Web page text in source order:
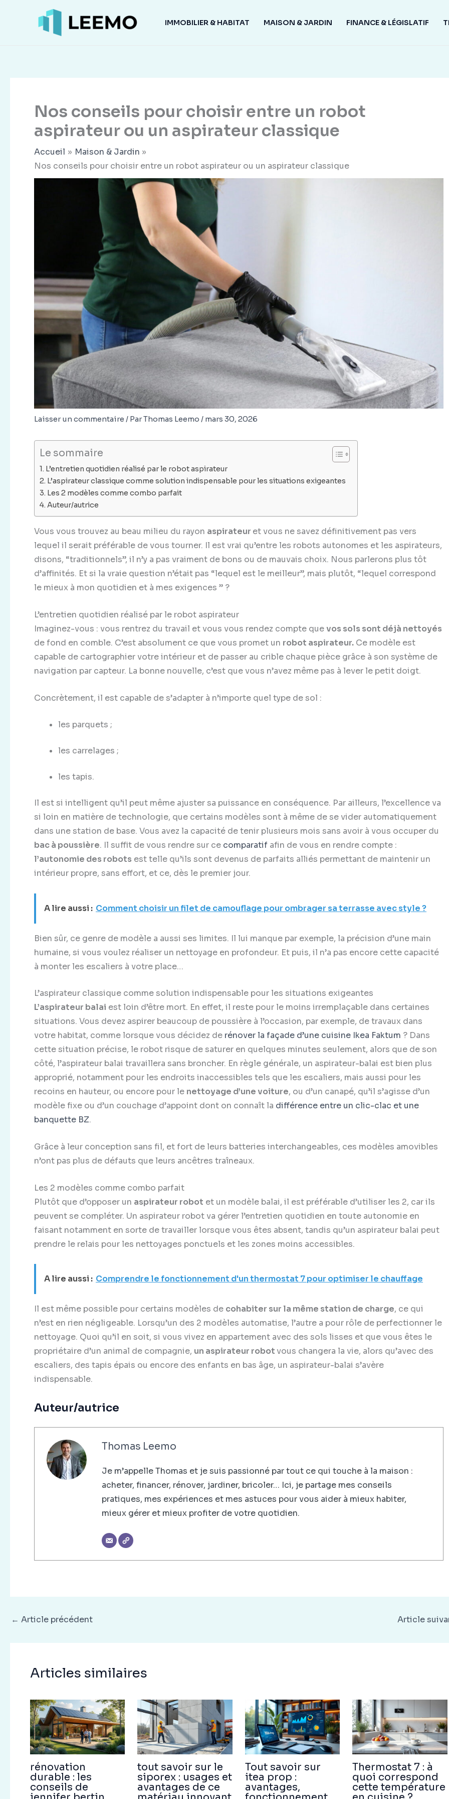
IMMOBILIER & HABITAT MAISON & JARDIN FINANCE & LÉGISLATIF
Nos conseils pour choisir entre un robot
aspirateur ou un aspirateur classique
Accueil
Maison & Jardin
Nos conseils pour choisir entre un robot aspirateur ou un aspirateur classique
Laisser un commentaire / ParThomas Leemo / mars 30, 2026
Le sommaire
L’entretien quotidien réalisé par le robot aspirateur
L’aspirateur classique comme solution indispensable pour les situations exigeantes
Les 2 modèles comme combo parfait
Auteur/autrice
Vous vous trouvez au beau milieu du rayon aspirateur et vous ne savez définitivement pas vers
lequel il serait préférable de vous tourner. Il est vrai qu’entre les robots autonomes et les aspirateurs,
disons, “traditionnels”, il n’y a pas vraiment de bons ou de mauvais choix. Nous parlerons plus tôt
d’affinités. Et si la vraie question n’était pas “lequel est le meilleur”, mais plutôt, “lequel correspond
le mieux à mon quotidien et à mes exigences ” ?
L’entretien quotidien réalisé par le robot aspirateur
Imaginez-vous : vous rentrez du travail et vous vous rendez compte quevos sols sont déjà nettoyés
de fond en comble. C’est absolument ce que vous promet un robot aspirateur. Ce modèle est
capable de cartographier votre intérieur et de passer au crible chaque pièce grâce à son système de
navigation par capteur. La bonne nouvelle, c’est que vous n’avez même pas à lever le petit doigt.
Concrètement, il est capable de s’adapter à n’importe quel type de sol :
les parquets ;
les carrelages ;
les tapis.
Il est si intelligent qu’il peut même ajuster sa puissance en conséquence. Par ailleurs, l’excellence va
si loin en matière de technologie, que certains modèles sont à même de se vider automatiquement
dans une station de base. Vous avez la capacité de tenir plusieurs mois sans avoir à vous occuper du
bac à poussière. Il suffit de vous rendre sur ce comparatif afin de vous en rendre compte :
l’autonomie des robots est telle qu’ils sont devenus de parfaits alliés permettant de maintenir un
intérieur propre, sans effort, et ce, dès le premier jour.
A lire aussi : Comment choisir un filet de camouflage pour ombrager sa terrasse avec style ?
Bien sûr, ce genre de modèle a aussi ses limites. Il lui manque par exemple, la précision d’une main
humaine, si vous voulez réaliser un nettoyage en profondeur. Et puis, il n’a pas encore cette capacité
à monter les escaliers à votre place…
L’aspirateur classique comme solution indispensable pour les situations exigeantes
L’aspirateur balai est loin d’être mort. En effet, il reste pour le moins irremplaçable dans certaines
situations. Vous devez aspirer beaucoup de poussière à l’occasion, par exemple, detravaux dans
votre habitat, comme lorsque vous décidez de rénover la façade d’une cuisine Ikea Faktum ? Dans
cette situation précise, le robot risque de saturer en quelques minutes seulement, alors que de son
côté, l’aspirateur balai travaillera sans broncher. En règle générale, un aspirateur-balai est bien plus
approprié, notamment pour les endroits inaccessibles tels que les escaliers, mais aussi pour les
recoins en hauteur, ou encore pour le nettoyage d’une voiture, ou d’un canapé, qu’il s’agisse d’un
modèle fixe ou d’un couchage d’appoint dont on connaît la différence entre un clic-clac et une
banquette BZ.
Grâce à leur conception sans fil, et fort de leurs batteries interchangeables, ces modèles amovibles
n’ont pas plus de défauts que leurs ancêtres traîneaux.
Les 2 modèles comme combo parfait
Plutôt que d’opposer un aspirateur robot et un modèle balai, il est préférable d’utiliser les 2, car ils
peuvent se compléter. Un aspirateur robot va gérer l’entretien quotidien en toute autonomie en
faisant notamment en sorte de travailler lorsque vous êtes absent, tandis qu’un aspirateur balai peut
prendre le relais pour les nettoyages ponctuels et les zones moins accessibles.
A lire aussi : Comprendre le fonctionnement d'un thermostat 7 pour optimiser le chauffage
Il est même possible pour certains modèles de cohabiter sur la même station de charge, ce qui
n’est en rien négligeable. Lorsqu’un des 2 modèles automatise, l’autre a pour rôle de perfectionner le
nettoyage. Quoi qu’il en soit, si vous vivez en appartement avec des sols lisses et que vous êtes le
propriétaire d’un animal de compagnie, un aspirateur robot vous changera la vie, alors qu’avec des
escaliers, des tapis épais ou encore des enfants en bas âge, un aspirateur-balai s’avère
indispensable.
Auteur/autrice
Thomas Leemo
Je m’appelle Thomas et je suis passionné par tout ce qui touche à la maison :
acheter, financer, rénover, jardiner, bricoler… Ici, je partage mes conseils
pratiques, mes expériences et mes astuces pour vous aider à mieux habiter,
mieux gérer et mieux profiter de votre quotidien.
← Article précédent Article
Articles similaires
rénovation
durable : les
conseils de
tout savoir sur le
siporex : usages et
avantages de ce
Tout savoir sur
itea prop :
avantages,
Thermostat 7 : à
quoi correspond
cette température